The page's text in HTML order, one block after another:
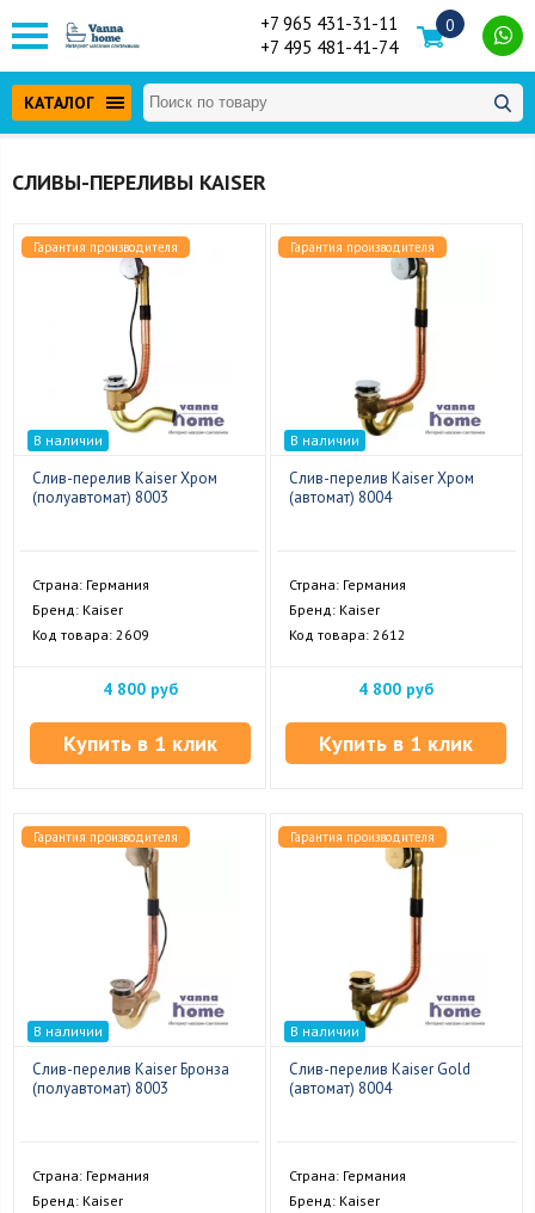
+7 965 431-31-11
+7 495 481-41-74
0
КАТАЛОГ
СЛИВЫ-ПЕРЕЛИВЫ KAISER
Гарантия производителя
В наличии
Слив-перелив Kaiser Хром
(полуавтомат) 8003
Страна: Германия
Бренд: Kaiser
Код товара: 2609
4 800 руб
Купить в 1 клик
Гарантия производителя
В наличии
Слив-перелив Kaiser Хром
(автомат) 8004
Страна: Германия
Бренд: Kaiser
Код товара: 2612
4 800 руб
Купить в 1 клик
Гарантия производителя
В наличии
Слив-перелив Kaiser Бронза
(полуавтомат) 8003
Страна: Германия
Бренд: Kaiser
Гарантия производителя
В наличии
Слив-перелив Kaiser Gold
(автомат) 8004
Страна: Германия
Бренд: Kaiser